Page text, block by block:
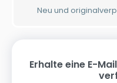
Neu und
Erhalte eine E-